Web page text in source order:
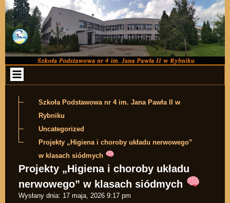
Przejdź do zawartości
Szkoła Podstawowa nr 4 im. Jana Pawła II w
Rybniku
Uncategorized
Projekty „Higiena i choroby układu nerwowego”
w klasach siódmych
Projekty „Higiena i choroby układu
nerwowego” w klasach siódmych
Wysłany dnia: 17 maja, 2026 9:17 pm